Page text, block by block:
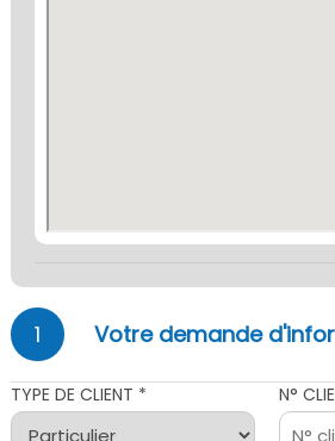
1 Votre demande
TYPE DE CLIENT * N°